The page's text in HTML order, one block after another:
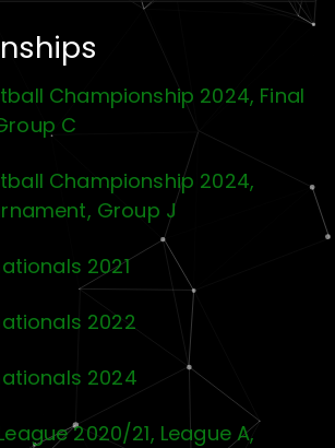
Championship 2024, Final
C
Championship 2024,
Group J
2021
2022
2024
2020/21, League A,